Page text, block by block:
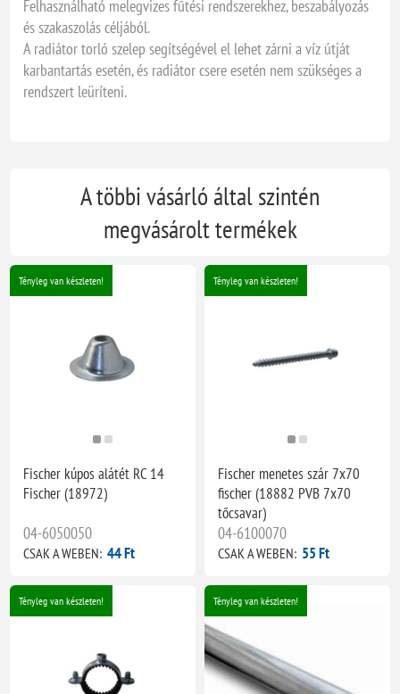
Felhasználható melegvizes fűtési rendszerekhez, beszabályozás
és szakaszolás céljából.
A radiátor torló szelep segítségével el lehet zárni a víz útját
karbantartás esetén, és radiátor csere esetén nem szükséges a
rendszert leüríteni.
A többi vásárló által szintén
megvásárolt termékek
Tényleg van készleten!
Fischer kúpos alátét RC 14
Fischer (18972)
04-6050050
CSAK A WEBEN: 44 Ft
Tényleg van készleten!
Fischer menetes szár 7x70
fischer (18882 PVB 7x70
tőcsavar)
04-6100070
CSAK A WEBEN: 55 Ft
Tényleg van készleten! Tényleg van készleten!